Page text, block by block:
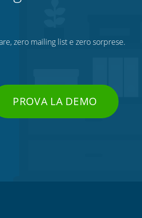
zero mailing list e zero sorprese.
PROVA LA DEMO